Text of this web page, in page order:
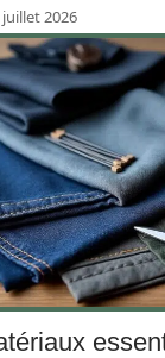
juillet 2026